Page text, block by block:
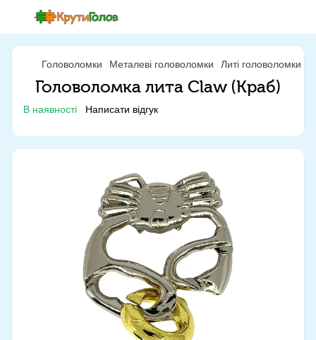
Головоломки Металеві головоломки Литі головоломки
Головоломка лита Claw (Краб)
В наявності Написати відгук